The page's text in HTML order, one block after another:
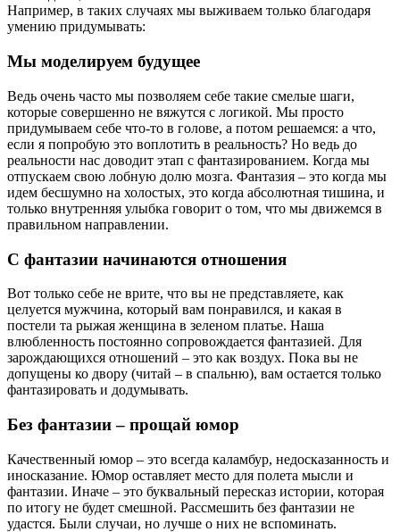
Например, в таких случаях мы выживаем только благодаря
умению придумывать:
Мы моделируем будущее
Ведь очень часто мы позволяем себе такие смелые шаги,
которые совершенно не вяжутся с логикой. Мы просто
придумываем себе что-то в голове, а потом решаемся: а что,
если я попробую это воплотить в реальность? Но ведь до
реальности нас доводит этап с фантазированием. Когда мы
отпускаем свою лобную долю мозга. Фантазия – это когда мы
идем бесшумно на холостых, это когда абсолютная тишина, и
только внутренняя улыбка говорит о том, что мы движемся в
правильном направлении.
С фантазии начинаются отношения
Вот только себе не врите, что вы не представляете, как
целуется мужчина, который вам понравился, и какая в
постели та рыжая женщина в зеленом платье. Наша
влюбленность постоянно сопровождается фантазией. Для
зарождающихся отношений – это как воздух. Пока вы не
допущены ко двору (читай – в спальню), вам остается только
фантазировать и додумывать.
Без фантазии – прощай юмор
Качественный юмор – это всегда каламбур, недосказанность и
иносказание. Юмор оставляет место для полета мысли и
фантазии. Иначе – это буквальный пересказ истории, которая
по итогу не будет смешной. Рассмешить без фантазии не
удастся. Были случаи, но лучше о них не вспоминать.